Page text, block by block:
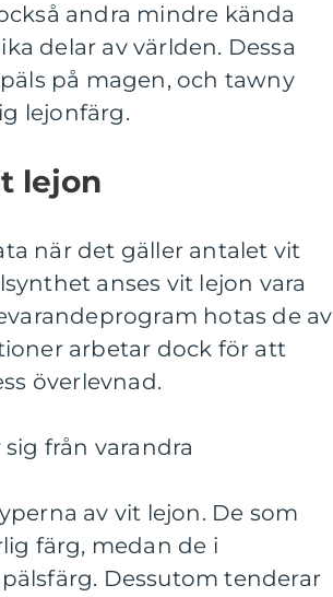
andra mindre kända
delar av världen. Dessa
på magen, och tawny
lejonfärg.
lejon
när det gäller antalet vit
anses vit lejon vara
hotas de av
arbetar dock för att
överlevnad.
från varandra
av vit lejon. De som
färg, medan de i
Dessutom tenderar